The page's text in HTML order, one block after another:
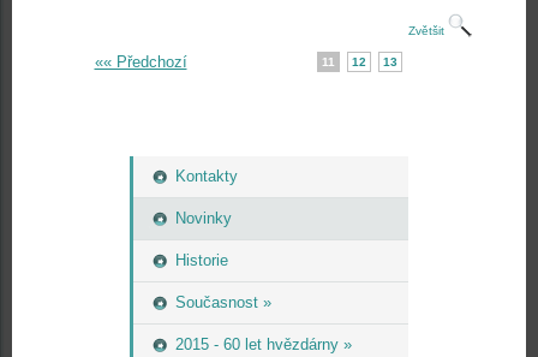
Kontakty
Novinky
Historie
Současnost »
2015 - 60 let hvězdárny »
Zvětšit
«« Předchozí 11 12 13